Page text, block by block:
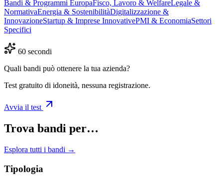
Bandi & Programmi EuropaFisco, Lavoro & WelfareLegale &
NormativaEnergia & SostenibilitàDigitalizzazione &
InnovazioneStartup & Imprese InnovativePMI & EconomiaSettori
Specifici
60 secondi
Quali bandi può ottenere la tua azienda?
Test gratuito di idoneità, nessuna registrazione.
Avvia il test
Trova bandi per…
Esplora tutti i bandi →
Tipologia